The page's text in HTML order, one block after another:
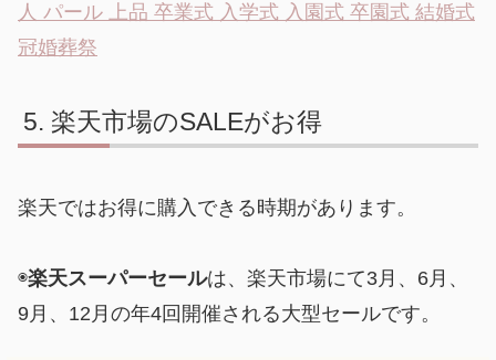
人 パール 上品 卒業式 入学式 入園式 卒園式 結婚式
冠婚葬祭
楽天市場のSALEがお得
楽天ではお得に購入できる時期があります。
◉楽天スーパーセールは、楽天市場にて3月、6月、
9月、12月の年4回開催される大型セールです。